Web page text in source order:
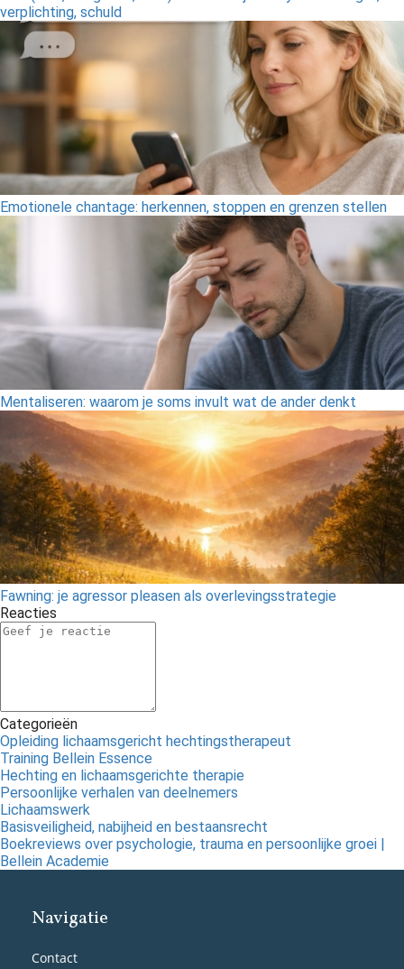
verplichting, schuld
Emotionele chantage: herkennen, stoppen en grenzen stellen
Mentaliseren: waarom je soms invult wat de ander denkt
Fawning: je agressor pleasen als overlevingsstrategie
Reacties
Categorieën
Opleiding lichaamsgericht hechtingstherapeut
Training Bellein Essence
Hechting en lichaamsgerichte therapie
Persoonlijke verhalen van deelnemers
Lichaamswerk
Basisveiligheid, nabijheid en bestaansrecht
Boekreviews over psychologie, trauma en persoonlijke groei |
Bellein Academie
Navigatie
Contact